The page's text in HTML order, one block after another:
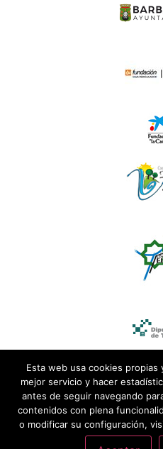
Esta web usa cookies
mejor servicio y hacer
antes de seguir navegando
contenidos con plena
o modificar su configuración,